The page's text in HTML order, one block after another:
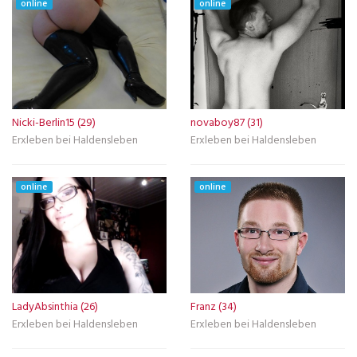
online
Nicki-Berlin15 (29)
Erxleben bei Haldensleben
online
novaboy87 (31)
Erxleben bei Haldensleben
online
LadyAbsinthia (26)
Erxleben bei Haldensleben
online
Franz (34)
Erxleben bei Haldensleben